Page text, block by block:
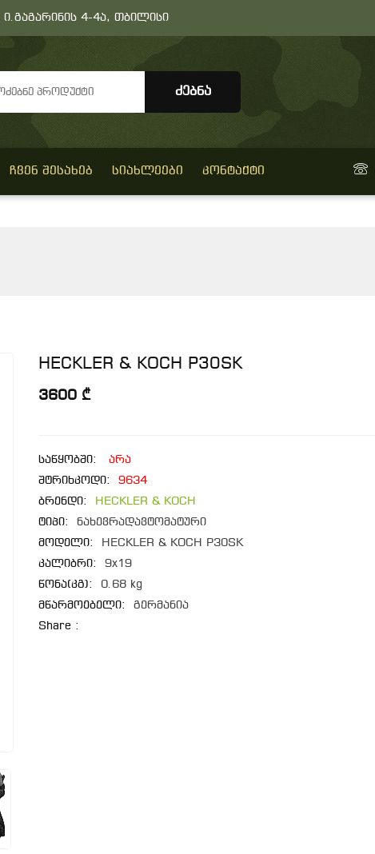
ი.გაგარინის 4-4ა, თბილისი
ᲩᲕᲔᲜ ᲨᲔᲡᲐᲮᲔᲑ ᲡᲘᲐᲮᲚᲔᲔᲑᲘ ᲙᲝᲜᲢᲐᲥᲢᲘ
HECKLER & KOCH P30SK
3600 ₾
საწყობში:
არა
შტრიხკოდი:
9634
ბრენდი:
HECKLER & KOCH
ტიპი:
ნახევრადავტომატური
მოდელი:
HECKLER & KOCH P30SK
კალიბრი:
9x19
წონა(კგ):
0.68 kg
მწარმოებელი:
გერმანია
Share :